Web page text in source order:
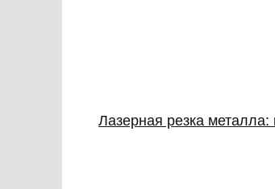
Лазерная резка